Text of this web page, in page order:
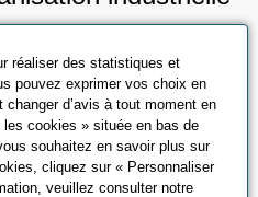
réaliser des statistiques et
pouvez exprimer vos choix en
d’avis à tout moment en
cookies » située en bas de
souhaitez en savoir plus sur
cliquez sur « Personnaliser
veuillez consulter notre